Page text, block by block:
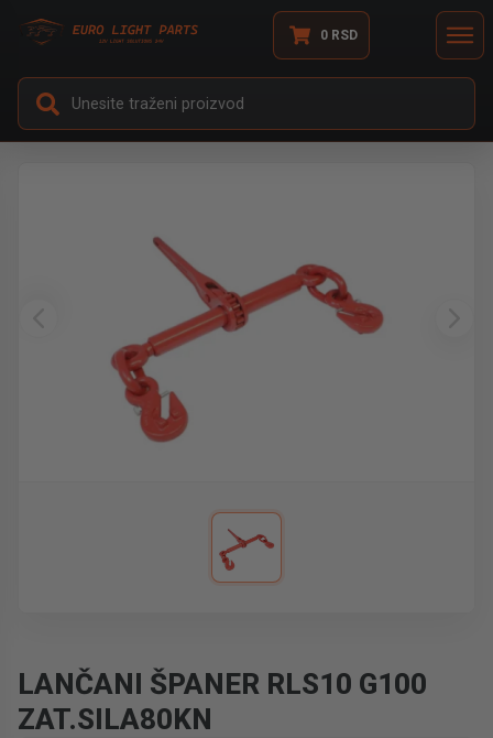
0 RSD
LANČANI ŠPANER RLS10 G100
ZAT.SILA80KN